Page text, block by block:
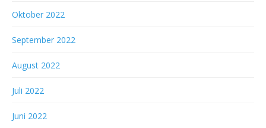
Oktober 2022
September 2022
August 2022
Juli 2022
Juni 2022